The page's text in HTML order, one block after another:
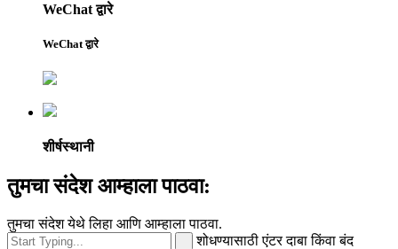
WeChat द्वारे
WeChat द्वारे
शीर्षस्थानी
तुमचा संदेश आम्हाला पाठवा:
तुमचा संदेश येथे लिहा आणि आम्हाला पाठवा.
शोधण्यासाठी एंटर दाबा किंवा बंद